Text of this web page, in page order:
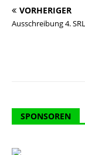
VORHERIGER
Ausschreibung 4.
SPONSOREN